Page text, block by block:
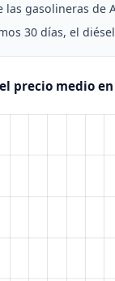
las gasolineras de
30 días, el
precio medio